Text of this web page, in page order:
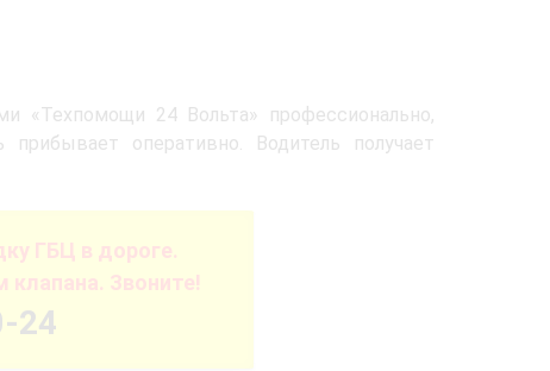
«Техпомощи 24 Вольта» профессионально,
оперативно. Водитель получает
ГБЦ в дороге.
клапана. Звоните!
24